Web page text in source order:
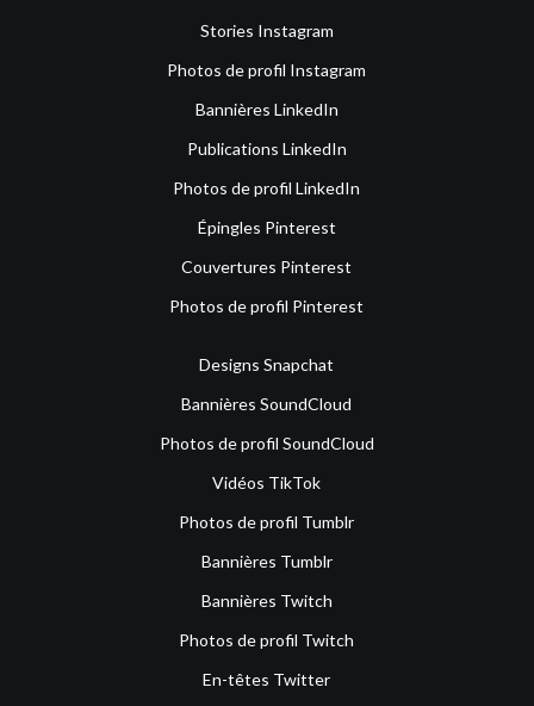
Stories Instagram
Photos de profil Instagram
Bannières LinkedIn
Publications LinkedIn
Photos de profil LinkedIn
Épingles Pinterest
Couvertures Pinterest
Photos de profil Pinterest
Designs Snapchat
Bannières SoundCloud
Photos de profil SoundCloud
Vidéos TikTok
Photos de profil Tumblr
Bannières Tumblr
Bannières Twitch
Photos de profil Twitch
En-têtes Twitter